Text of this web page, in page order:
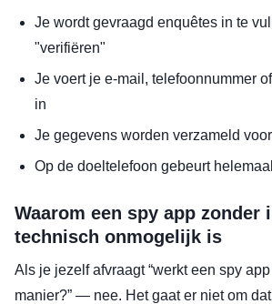
Je wordt gevraagd enquêtes in te
"verifiëren"
Je voert je e-mail, telefoonnummer
in
Je gegevens worden verzameld
Op de doeltelefoon gebeurt
Waarom een spy app zonder
technisch onmogelijk is
Als je jezelf afvraagt “werkt een spy
manier?” — nee. Het gaat er niet om